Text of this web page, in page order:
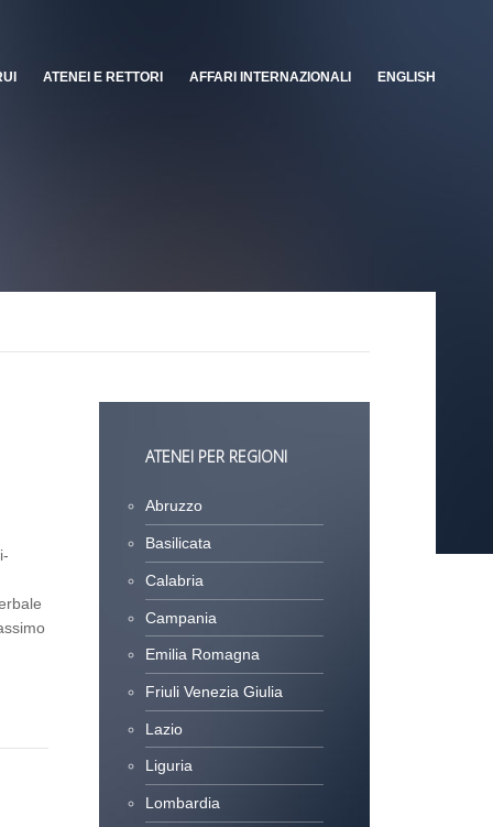
ATENEI E RETTORI AFFARI INTERNAZIONALI ENGLISH
ATENEI PER REGIONI
Abruzzo
Basilicata
Calabria
Campania
Emilia Romagna
Friuli Venezia Giulia
Lazio
Liguria
Lombardia